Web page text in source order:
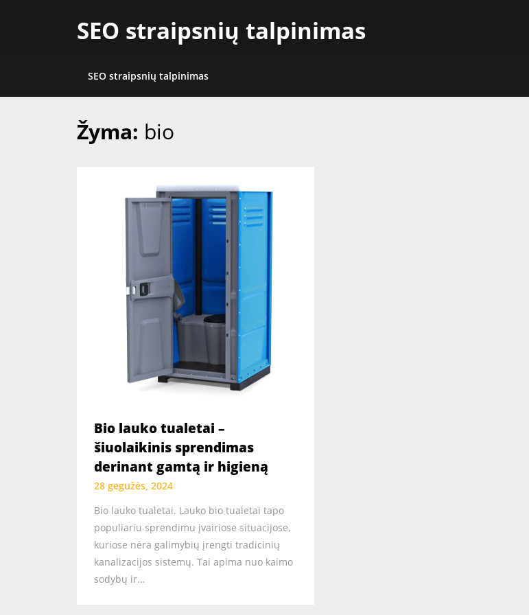
SEO straipsnių talpinimas
SEO straipsnių talpinimas
Žyma: bio
Bio lauko tualetai –
šiuolaikinis sprendimas
derinant gamtą ir higieną
28 gegužės, 2024
Bio lauko tualetai. Lauko bio tualetai tapo
populiariu sprendimu įvairiose situacijose,
kuriose nėra galimybių įrengti tradicinių
kanalizacijos sistemų. Tai apima nuo kaimo
sodybų ir…